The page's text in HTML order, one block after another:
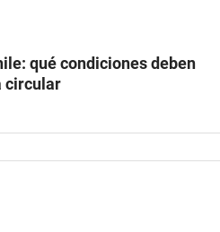
qué condiciones deben
circular